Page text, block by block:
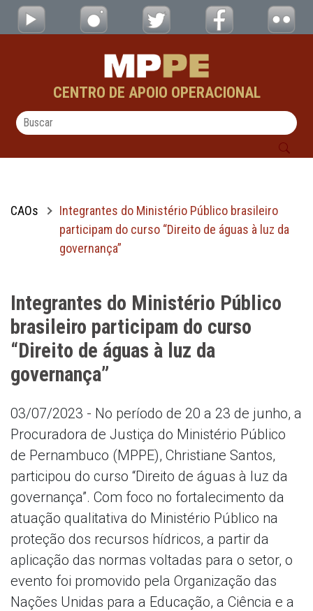
Pular para o Conteúdo principal
Integrantes do Ministério Público brasileiro
CENTRO DE APOIO OPERACIONAL
CAOs
Integrantes do Ministério Público brasileiro
participam do curso “Direito de águas à luz da
governança”
Integrantes do Ministério Público
brasileiro participam do curso
“Direito de águas à luz da
governança”
03/07/2023 - No período de 20 a 23 de junho, a
Procuradora de Justiça do Ministério Público
de Pernambuco (MPPE), Christiane Santos,
participou do curso “Direito de águas à luz da
governança”. Com foco no fortalecimento da
atuação qualitativa do Ministério Público na
proteção dos recursos hídricos, a partir da
aplicação das normas voltadas para o setor, o
evento foi promovido pela Organização das
Nações Unidas para a Educação, a Ciência e a